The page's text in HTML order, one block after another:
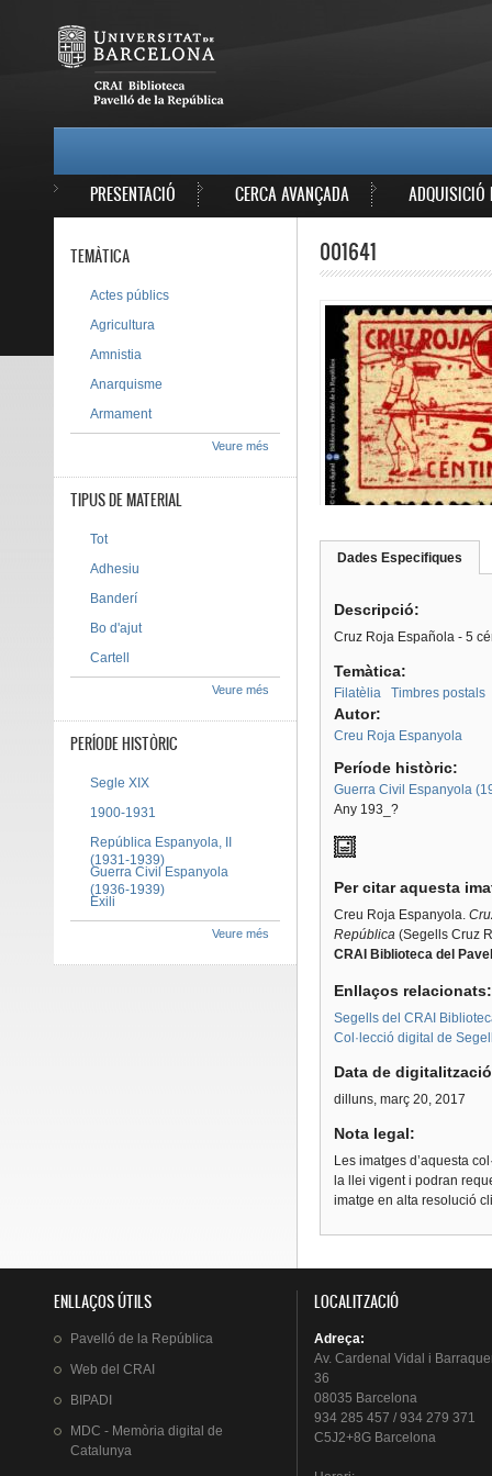
PRESENTACIÓ CERCA AVANÇADA ADQUISICIÓ
001641
Dades Especifiques
Descripció:
Cruz Roja Española - 5
Temàtica:
Filatèlia Timbres postals
Autor:
Creu Roja Espanyola
Període històric:
Guerra Civil Espanyola
Any 193_?
Per citar aquesta
Creu Roja Espanyola.
República(Segells Cruz
CRAI Biblioteca del
Enllaços
Segells del CRAI
Col·lecció digital de
Data de
dilluns, març 20, 2017
Nota legal:
Les imatges d’aquesta
la llei vigent i podran
imatge en alta resolució
TEMÀTICA
Actes públics
Agricultura
Amnistia
Anarquisme
Armament
Veure més
TIPUS DE MATERIAL
Tot
Adhesiu
Banderí
Bo d'ajut
Cartell
Veure més
PERÍODE HISTÒRIC
Segle XIX
1900-1931
República Espanyola, II
(1931-1939)
Guerra Civil Espanyola
(1936-1939)
Exili
Veure més
ENLLAÇOS ÚTILS
Pavelló de la República
Web del CRAI
BIPADI
MDC - Memòria digital de
Catalunya
LOCALITZACIÓ
Adreça:
Av. Cardenal Vidal i
36
08035 Barcelona
934 285 457 / 934 279 371
C5J2+8G Barcelona